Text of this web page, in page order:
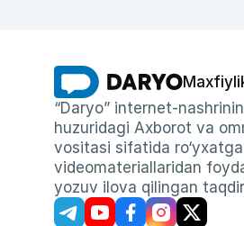
“Daryo” internet-
huzuridagi Axborot va
vositasi sifatida
videomateriallaridan
yozuv ilova qilingan